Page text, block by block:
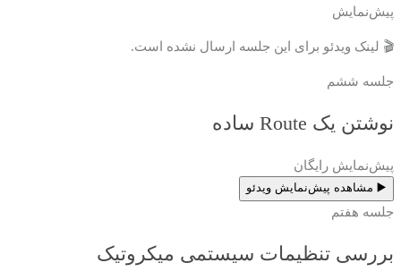
پیش‌نمایش
🎬 لینک ویدئو برای این جلسه ارسال نشده است.
جلسه ششم
نوشتن یک Route ساده
پیش‌نمایش رایگان
▶️ مشاهده پیش‌نمایش ویدئو
جلسه هفتم
بررسی تنظیمات سیستمی میکروتیک